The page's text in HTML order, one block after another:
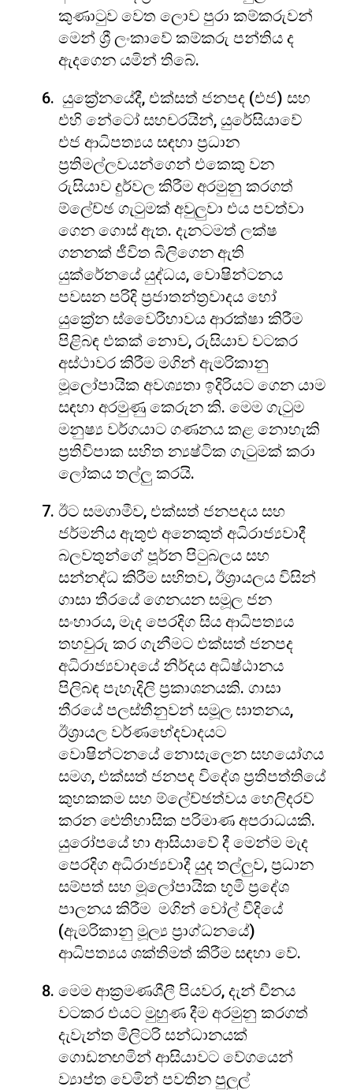
කුණාටුව වෙත ලොව පුරා කම්කරුවන්
මෙන් ශ්‍රී ලංකාවේ කම්කරු පන්තිය ද
ඇදගෙන යමින් තිබේ.
යුක්‍රේනයේදී, එක්සත් ජනපද (එජ) සහ
එහි නේටෝ සහචරයින්, යුරේසියාවේ
එජ ආධිපත්‍යය සඳහා ප්‍රධාන
ප්‍රතිමල්ලවයන්ගෙන් එකෙකු වන
රුසියාව දුර්වල කිරීම අරමුනු කරගත්
ම්ලේච්ඡ ගැටුමක් අවුලුවා එය පවත්වා
ගෙන ගොස් ඇත. දැනටමත් ලක්ෂ
ගනනක් ජීවිත බිලිගෙන ඇති
යුක්රේනයේ යුද්ධය, වොෂින්ටනය
පවසන පරිදි ප්‍රජාතන්ත්‍රවාදය හෝ
යුක්‍රේන ස්වෛරීභාවය ආරක්ෂා කිරීම
පිළිබඳ එකක් නොව, රුසියාව වටකර
අස්ථාවර කිරීම මගින් ඇමරිකානු
මූලෝපායික අවශ්‍යතා ඉදිරියට ගෙන යාම
සඳහා අරමුණු කෙරුන කි. මෙම ගැටුම
මනුෂ්‍ය වර්ගයාට ගණනය කළ නොහැකි
ප්‍රතිවිපාක සහිත න්‍යෂ්ටික ගැටුමක් කරා
ලෝකය තල්ලු කරයි.
ඊට සමගාමීව, එක්සත් ජනපදය සහ
ජර්මනිය ඇතුළු අනෙකුත් අධිරාජ්‍යවාදී
බලවතුන්ගේ පූර්න පිටුබලය සහ
සන්නද්ධ කිරීම සහිතව, ඊශ්‍රායලය විසින්
ගාසා තීරයේ ගෙනයන සමූල ජන
සංහාරය, මැද පෙරදිග සිය ආධිපත්‍යය
තහවුරු කර ගැනීමට එක්සත් ජනපද
අධිරාජ්‍යවාදයේ නිර්දය අධිෂ්ඨානය
පිලිබඳ පැහැදිලි ප්‍රකාශනයකි. ගාසා
තීරයේ පලස්තීනුවන් සමූල ඝාතනය,
ඊශ්‍රායල වර්ණභේදවාදයට
වොෂින්ටනයේ නොසැලෙන සහයෝගය
සමග, එක්සත් ජනපද විදේශ ප්‍රතිපත්තියේ
කුහකකම සහ ම්ලේච්ඡත්වය හෙලිදරව්
කරන ඓතිහාසික පරිමාණ අපරාධයකි.
යුරෝපයේ හා ආසියාවේ දී මෙන්ම මැද
පෙරදිග අධිරාජ්‍යවාදී යුද තල්ලුව, ප්‍රධාන
සම්පත් සහ මූලෝපායික භූමි ප්‍රදේශ
පාලනය කිරීම මගින් වෝල් වීදියේ
(ඇමරිකානු මූල්‍ය ප්‍රාග්ධනයේ)
ආධිපත්‍යය ශක්තිමත් කිරීම සඳහා වේ.
මෙම ආක්‍රමණශීලී පියවර, දැන් චීනය
වටකර එයට මුහුණ දීම අරමුනු කරගත්
දැවැන්ත මිලිටරි සන්ධානයක්
ගොඩනඟමින් ආසියාවට වේගයෙන්
ව්‍යාප්ත වෙමින් පවතින පුලුල්